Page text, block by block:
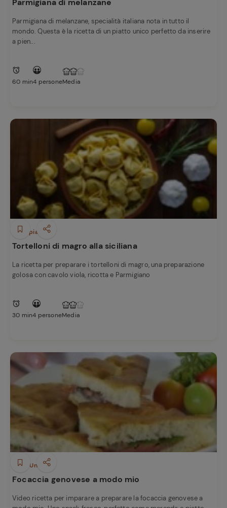
Parmigiana di melanzane
Parmigiana di melanzane, specialità italiana nota in tutto il
mondo. Questa è la ricetta di un piatto unico perfetto da inserire
a pien...
60 min4 personeMedia
Primi piatti
Tortelloni di magro alla siciliana
La ricetta per preparare i tortelloni di magro, una preparazione
golosa con cavolo viola, ricotta e Parmigiano
30 min4 personeMedia
Piatti Unici
Focaccia genovese a modo mio
Video ricetta per imparare a preparare la focaccia genovese a